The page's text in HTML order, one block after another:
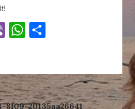
ViberWhatsApp
8f09-20135aa26641